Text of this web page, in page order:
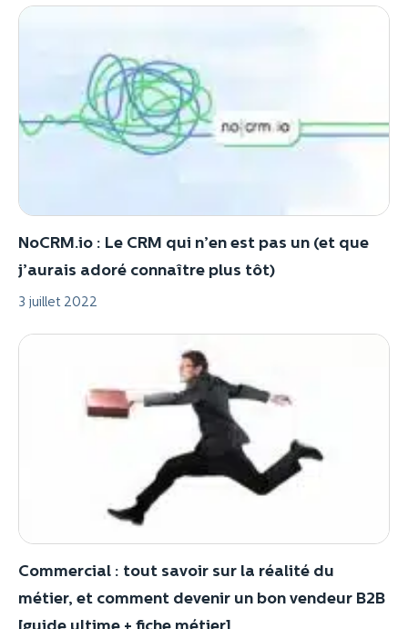
NoCRM.io : Le CRM qui n’en est pas un (et que
j’aurais adoré connaître plus tôt)
3 juillet 2022
Commercial : tout savoir sur la réalité du
métier, et comment devenir un bon vendeur B2B